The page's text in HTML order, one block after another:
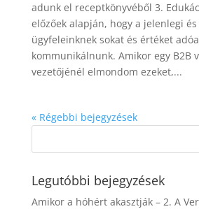
adunk el receptkönyvéből 3.
előzőek alapján, hogy a jelenlegi
ügyfeleinknek sokat és értéket
kommunikálnunk. Amikor egy B2B
vezetőjénél elmondom ezeket,...
« Régebbi bejegyzések
Legutóbbi bejegyzések
Amikor a hóhért akasztják – 2. A